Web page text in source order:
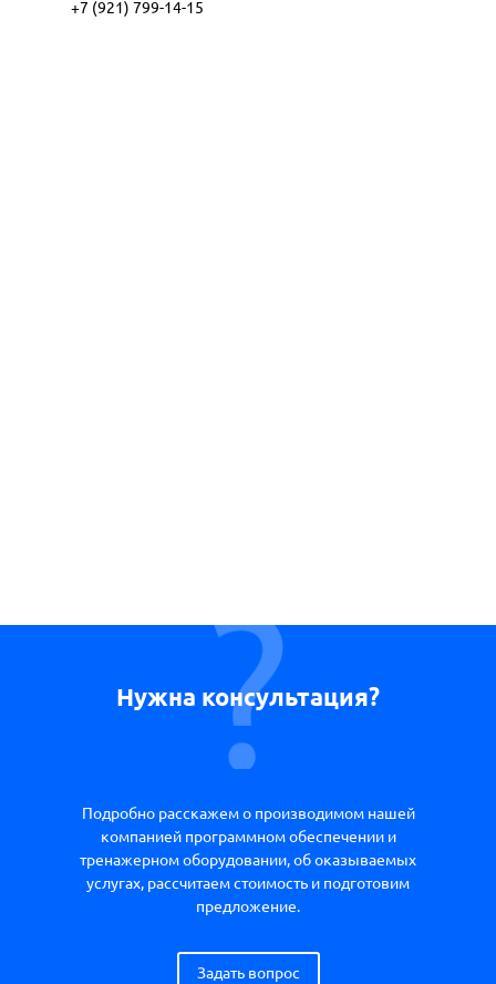
+7 (921) 799-14-15
Нужна консультация?
Подробно расскажем о производимом нашей
компанией программном обеспечении и
тренажерном оборудовании, об оказываемых
услугах, рассчитаем стоимость и подготовим
предложение.
Задать вопрос